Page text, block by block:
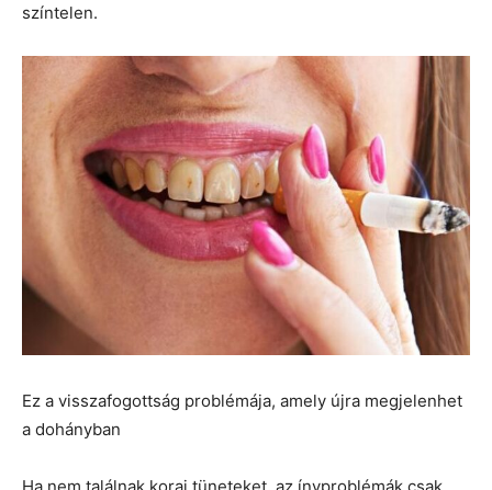
színtelen.
Ez a visszafogottság problémája, amely újra megjelenhet
a dohányban
Ha nem találnak korai tüneteket, az ínyproblémák csak